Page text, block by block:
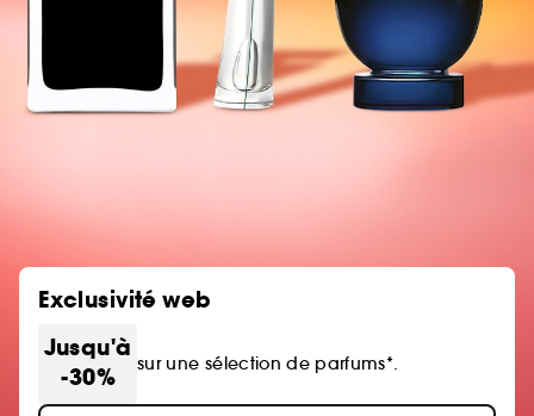
Exclusivité web
Jusqu'à
-30%
sur une sélection de parfums*.